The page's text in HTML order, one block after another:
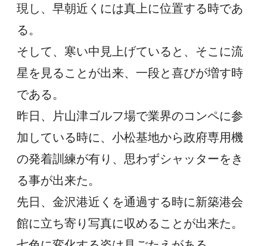
現し、早朝近くには真上に位置する時であ
る。
そして、寒い中見上げていると、そこに流
星を見ることが出来、一段と喜びが増す時
である。
昨日、片山津ゴルフ場で業界のコンペに参
加している時に、小松基地から政府専用機
の発着訓練が有り、思わずシャッターをき
る事が出来た。
先日、金沢港近くを通過する時に新築港会
館に立ち寄り写真に収めることが出来た。